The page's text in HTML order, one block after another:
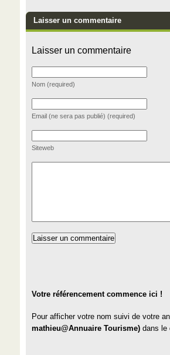
Laisser un commentaire
Laisser un commentaire
Nom (required)
Email (ne sera pas publié) (required)
Siteweb
Votre référencement commence ici !
Pour afficher votre nom suivi de votre
mathieu@Annuaire Tourisme) dans le